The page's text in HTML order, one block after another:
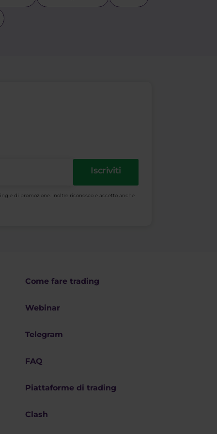
Iscriviti
e di promozione. Inoltre riconosco e accetto anche
Come fare trading
Webinar
Telegram
FAQ
Piattaforme di trading
Clash